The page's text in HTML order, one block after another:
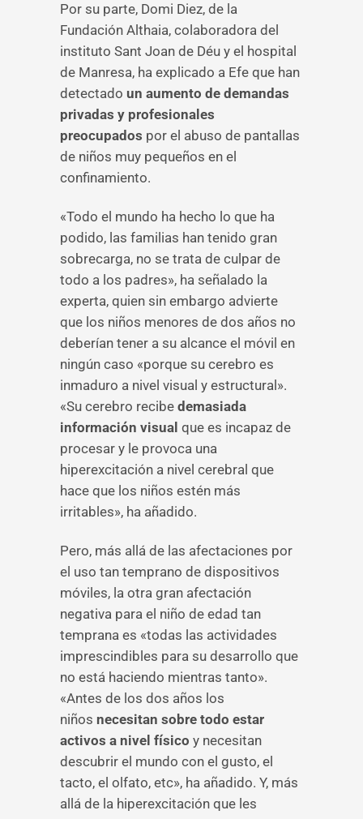
Por su parte, Domi Diez, de la
Fundación Althaia, colaboradora del
instituto Sant Joan de Déu y el hospital
de Manresa, ha explicado a Efe que han
detectado un aumento de demandas
privadas y profesionales
preocupados por el abuso de pantallas
de niños muy pequeños en el
confinamiento.
«Todo el mundo ha hecho lo que ha
podido, las familias han tenido gran
sobrecarga, no se trata de culpar de
todo a los padres», ha señalado la
experta, quien sin embargo advierte
que los niños menores de dos años no
deberían tener a su alcance el móvil en
ningún caso «porque su cerebro es
inmaduro a nivel visual y estructural».
«Su cerebro recibe demasiada
información visual que es incapaz de
procesar y le provoca una
hiperexcitación a nivel cerebral que
hace que los niños estén más
irritables», ha añadido.
Pero, más allá de las afectaciones por
el uso tan temprano de dispositivos
móviles, la otra gran afectación
negativa para el niño de edad tan
temprana es «todas las actividades
imprescindibles para su desarrollo que
no está haciendo mientras tanto».
«Antes de los dos años los
niños necesitan sobre todo estar
activos a nivel físico y necesitan
descubrir el mundo con el gusto, el
tacto, el olfato, etc», ha añadido. Y, más
allá de la hiperexcitación que les